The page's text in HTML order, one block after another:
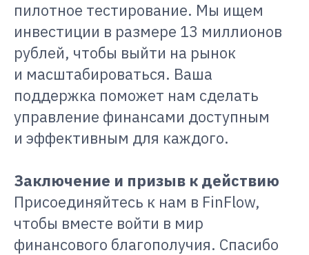
пилотное тестирование. Мы ищем
инвестиции в размере 13 миллионов
рублей, чтобы выйти на рынок
и масштабироваться. Ваша
поддержка поможет нам сделать
управление финансами доступным
и эффективным для каждого.
Заключение и призыв к действию
Присоединяйтесь к нам в FinFlow,
чтобы вместе войти в мир
финансового благополучия. Спасибо